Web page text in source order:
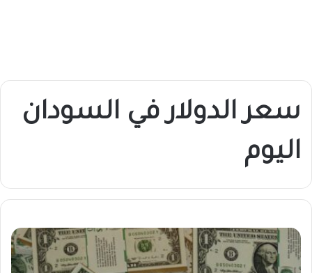
سعر الدولار في السودان
اليوم